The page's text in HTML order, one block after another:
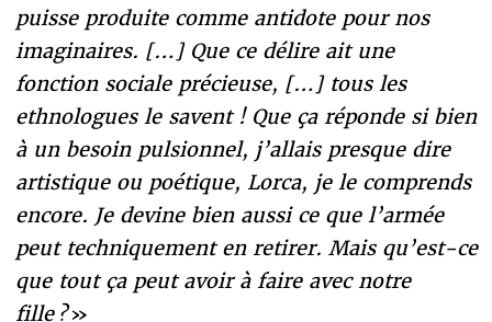
puisse produite comme antidote pour nos
imaginaires. […] Que ce délire ait une
fonction sociale précieuse, […] tous les
ethnologues le savent ! Que ça réponde si bien
à un besoin pulsionnel, j’allais presque dire
artistique ou poétique, Lorca, je le comprends
encore. Je devine bien aussi ce que l’armée
peut techniquement en retirer. Mais qu’est-ce
que tout ça peut avoir à faire avec notre
fille ?»